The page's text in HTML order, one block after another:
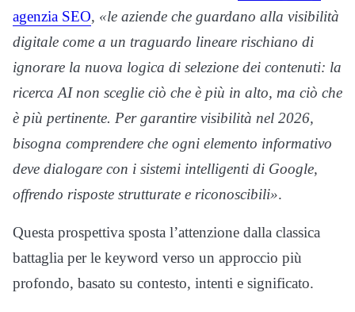
agenzia SEO, «le aziende che guardano alla visibilità
digitale come a un traguardo lineare rischiano di
ignorare la nuova logica di selezione dei contenuti: la
ricerca AI non sceglie ciò che è più in alto, ma ciò che
è più pertinente. Per garantire visibilità nel 2026,
bisogna comprendere che ogni elemento informativo
deve dialogare con i sistemi intelligenti di Google,
offrendo risposte strutturate e riconoscibili».
Questa prospettiva sposta l’attenzione dalla classica
battaglia per le keyword verso un approccio più
profondo, basato su contesto, intenti e significato.